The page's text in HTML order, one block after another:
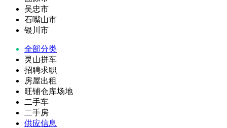
吴忠市
石嘴山市
银川市
全部分类
灵山拼车
招聘求职
房屋出租
旺铺仓库场地
二手车
二手房
供应信息